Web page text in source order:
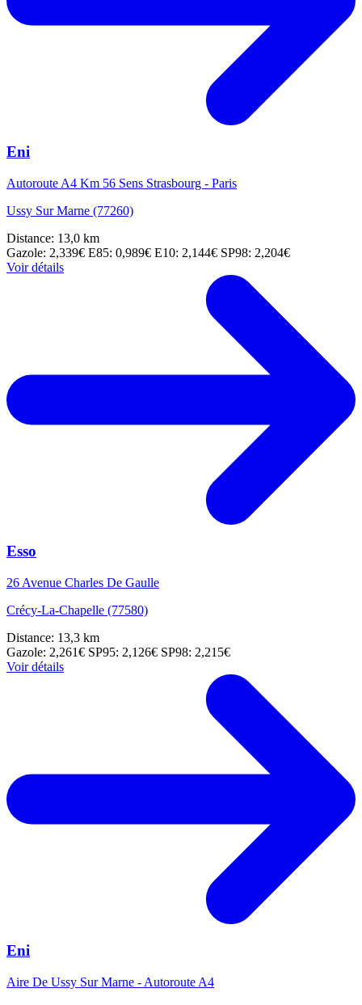
Eni
Autoroute A4 Km 56 Sens Strasbourg - Paris
Ussy Sur Marne (77260)
Distance: 13,0 km
Gazole: 2,339€ E85: 0,989€ E10: 2,144€ SP98: 2,204€
Voir détails
Esso
26 Avenue Charles De Gaulle
Crécy-La-Chapelle (77580)
Distance: 13,3 km
Gazole: 2,261€ SP95: 2,126€ SP98: 2,215€
Voir détails
Eni
Aire De Ussy Sur Marne - Autoroute A4